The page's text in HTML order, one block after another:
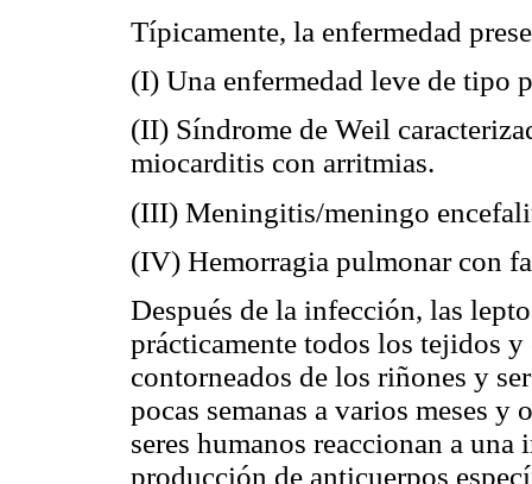
Típicamente, la enfermedad
(I) Una enfermedad leve de tipo
(II) Síndrome de Weil
miocarditis con arritmias.
(III) Meningitis/meningo
(IV) Hemorragia pulmonar con
Después de la infección, las
prácticamente todos los tejidos y
contorneados de los riñones y
pocas semanas a varios meses
seres humanos reaccionan a
producción de anticuerpos